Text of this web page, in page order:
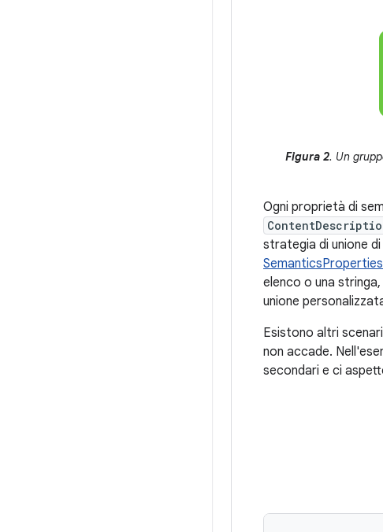
Figura 2. Un
Ogni proprietà di
strategia di unione
elenco o una
unione
Esistono altri
non accade.
secondari e ci